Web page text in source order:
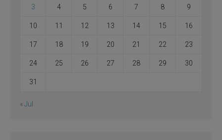
3 4 5 6 7 8 9
10 11 12 13 14 15 16
17 18 19 20 21 22 23
24 25 26 27 28 29 30
31
« Jul